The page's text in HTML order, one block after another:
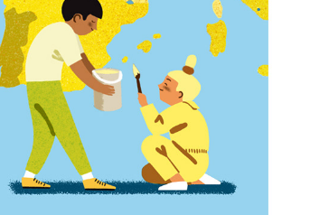
EUROPA - LÄNDER, MENSCHEN,
HINTERGRÜNDE
2022